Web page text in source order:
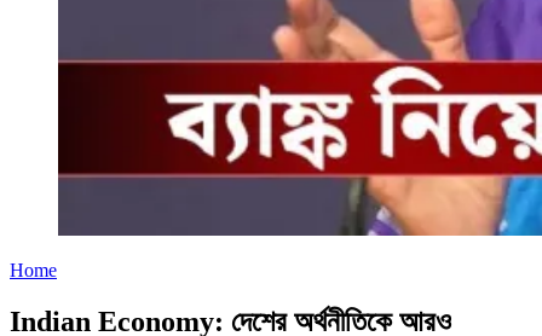
Home
Indian Economy: দেশের অর্থনীতিকে আরও